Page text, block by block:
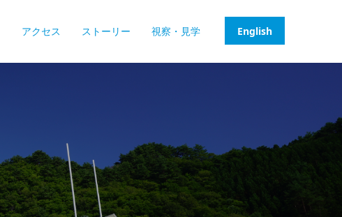
アクセス ストーリー 視察・見学 English